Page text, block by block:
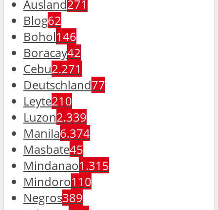
Ausland271
Blog62
Bohol146
Boracay42
Cebu2.271
Deutschland77
Leyte210
Luzon2.339
Manila6.374
Masbate45
Mindanao1.315
Mindoro110
Negros389